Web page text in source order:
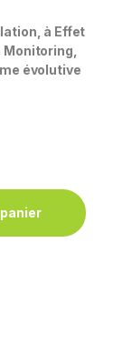
à Effet
évolutive